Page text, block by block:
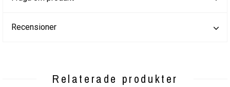
Recensioner
Relaterade produkter